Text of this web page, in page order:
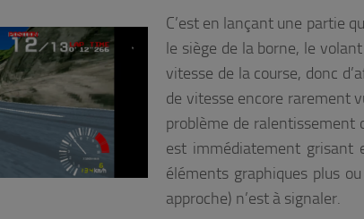
C’est en lançant une partie
le siège de la borne, le
vitesse de la course, donc
de vitesse encore rarement
problème de ralentissement
est immédiatement grisant
éléments graphiques plus
approche) n’est à signaler.